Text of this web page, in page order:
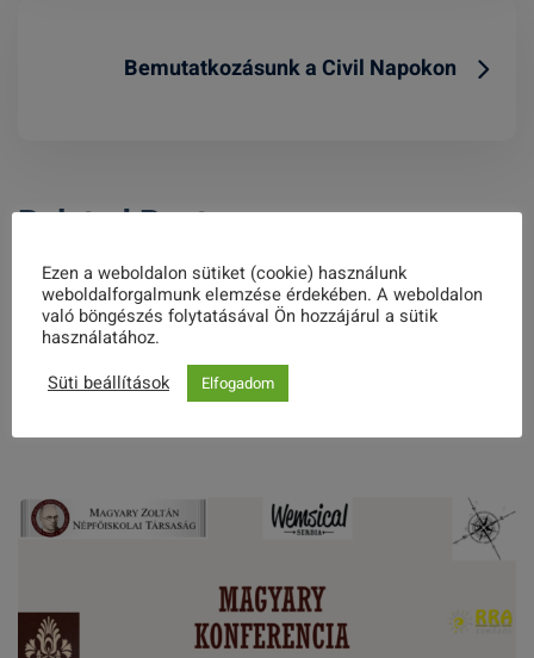
Bemutatkozásunk a Civil Napokon
Related Posts
” Lelked legyen bekötve az élet kötésébe”
Ezen a weboldalon sütiket (cookie) használunk
weboldalforgalmunk elemzése érdekében. A weboldalon
való böngészés folytatásával Ön hozzájárul a sütik
használatához.
Süti beállítások
Elfogadom